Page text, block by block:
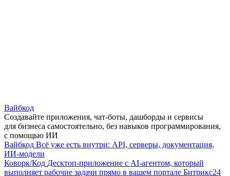
Вайбкод
Создавайте приложения, чат-боты, дашборды и сервисы
для бизнеса самостоятельно, без навыков программирования,
с помощью ИИ
Вайбкод Всё уже есть внутри: API, серверы, документация,
ИИ-модели
Коворк/Код Десктоп-приложение с AI-агентом, который
выполняет рабочие задачи прямо в вашем портале Битрикс24